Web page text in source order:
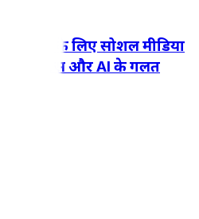
इंटर्न के लिए सोशल मीडिया
रील्स और AI के गलत